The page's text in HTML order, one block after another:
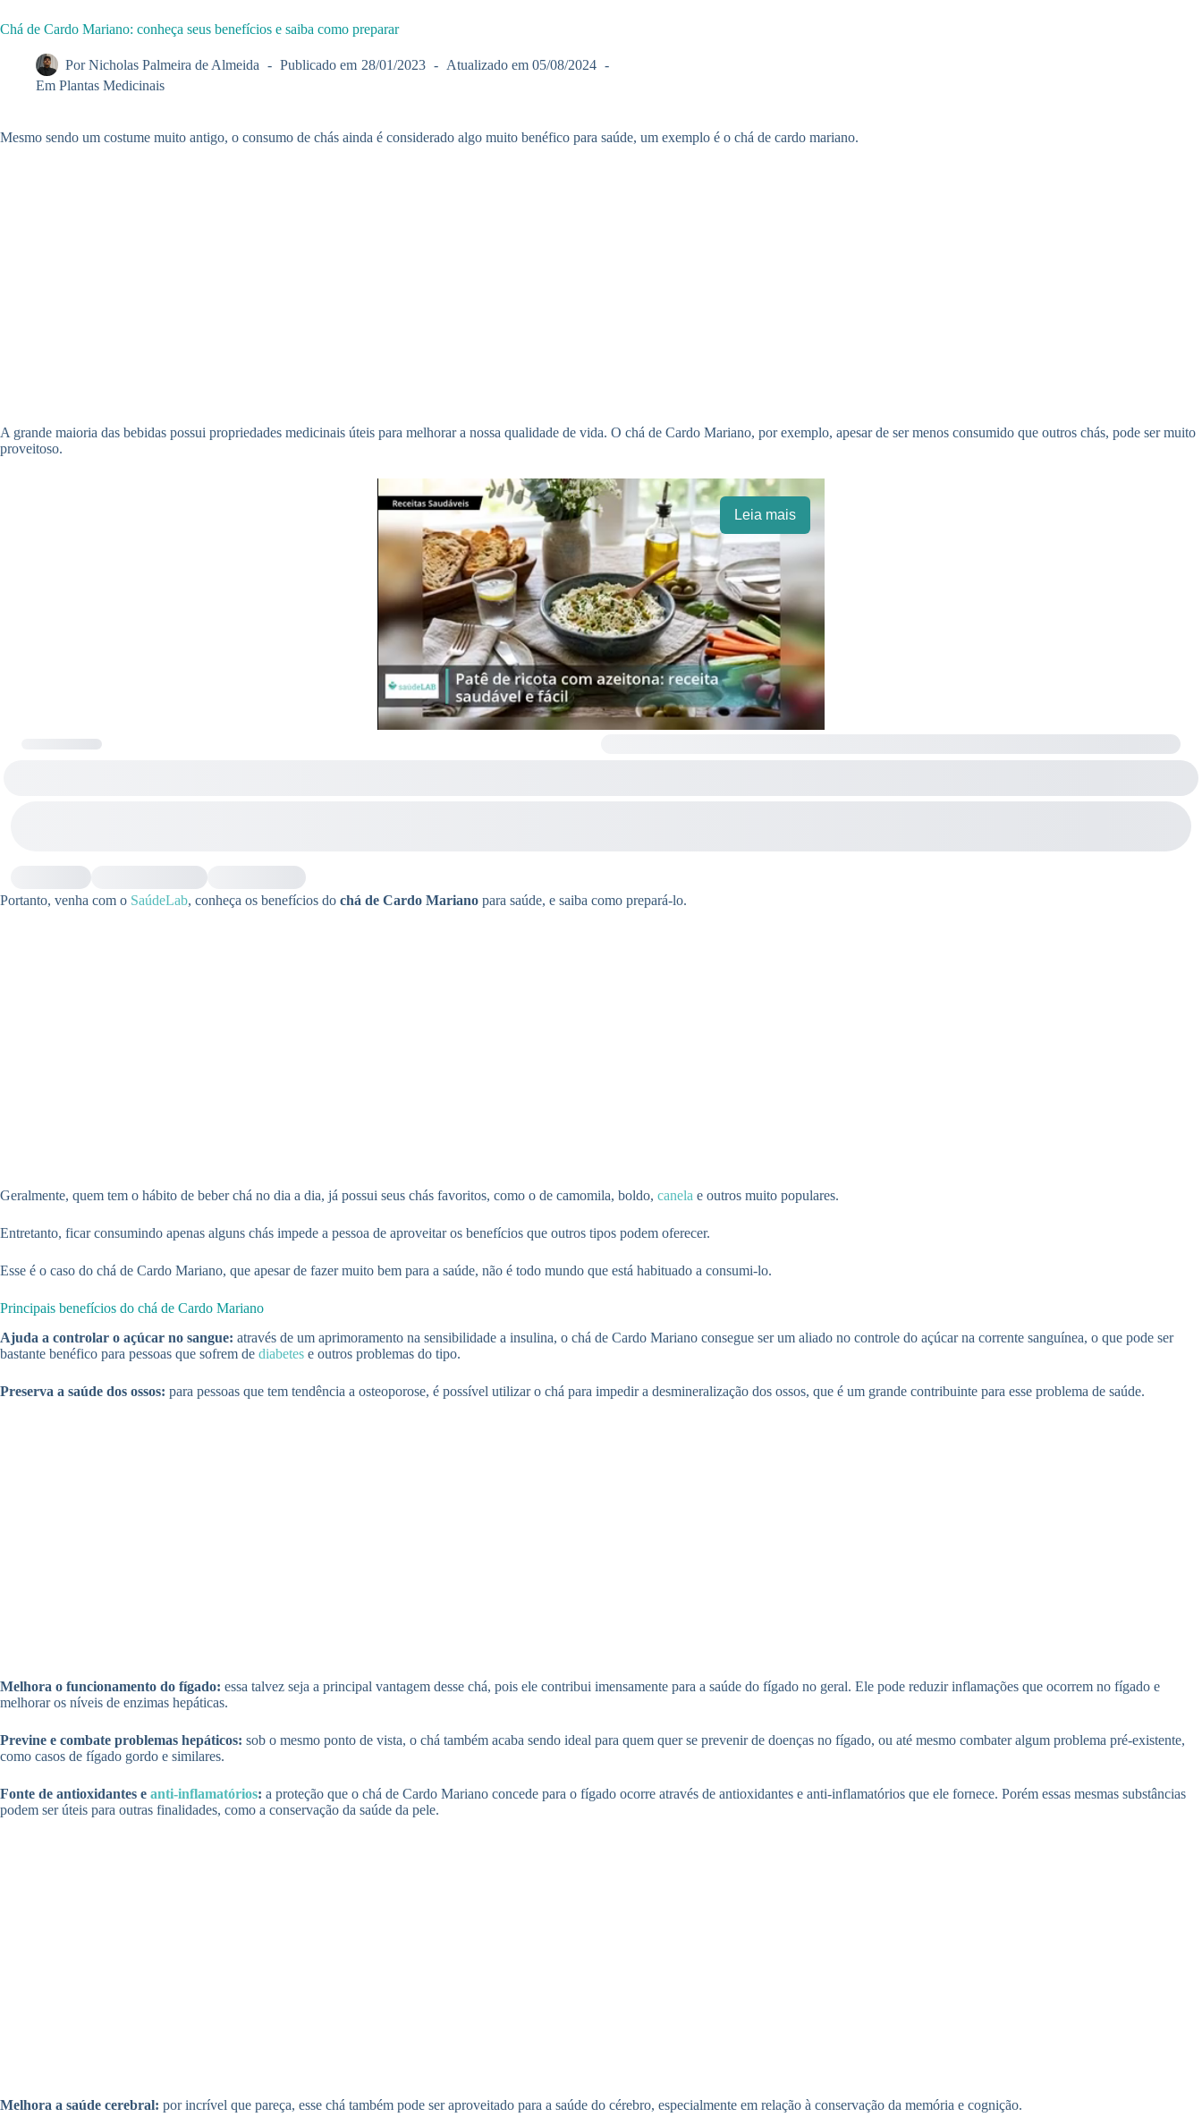
Chá de Cardo Mariano: conheça seus benefícios e saiba como preparar
Por Nicholas Palmeira de Almeida Publicado em 28/01/2023 Atualizado em 05/08/2024
Em Plantas Medicinais
Mesmo sendo um costume muito antigo, o consumo de chás ainda é considerado algo muito benéfico para saúde, um exemplo é o chá de cardo mariano.
A grande maioria das bebidas possui propriedades medicinais úteis para melhorar a nossa qualidade de vida. O chá de Cardo Mariano, por exemplo, apesar de ser menos consumido que outros chás, pode ser muito
proveitoso.
Leia mais
Portanto, venha com o SaúdeLab, conheça os benefícios do chá de Cardo Mariano para saúde, e saiba como prepará-lo.
Geralmente, quem tem o hábito de beber chá no dia a dia, já possui seus chás favoritos, como o de camomila, boldo, canela e outros muito populares.
Entretanto, ficar consumindo apenas alguns chás impede a pessoa de aproveitar os benefícios que outros tipos podem oferecer.
Esse é o caso do chá de Cardo Mariano, que apesar de fazer muito bem para a saúde, não é todo mundo que está habituado a consumi-lo.
Principais benefícios do chá de Cardo Mariano
Ajuda a controlar o açúcar no sangue: através de um aprimoramento na sensibilidade a insulina, o chá de Cardo Mariano consegue ser um aliado no controle do açúcar na corrente sanguínea, o que pode ser
bastante benéfico para pessoas que sofrem de diabetes e outros problemas do tipo.
Preserva a saúde dos ossos: para pessoas que tem tendência a osteoporose, é possível utilizar o chá para impedir a desmineralização dos ossos, que é um grande contribuinte para esse problema de saúde.
Melhora o funcionamento do fígado: essa talvez seja a principal vantagem desse chá, pois ele contribui imensamente para a saúde do fígado no geral. Ele pode reduzir inflamações que ocorrem no fígado e
melhorar os níveis de enzimas hepáticas.
Previne e combate problemas hepáticos: sob o mesmo ponto de vista, o chá também acaba sendo ideal para quem quer se prevenir de doenças no fígado, ou até mesmo combater algum problema pré-existente,
como casos de fígado gordo e similares.
Fonte de antioxidantes e anti-inflamatórios: a proteção que o chá de Cardo Mariano concede para o fígado ocorre através de antioxidantes e anti-inflamatórios que ele fornece. Porém essas mesmas substâncias
podem ser úteis para outras finalidades, como a conservação da saúde da pele.
Melhora a saúde cerebral: por incrível que pareça, esse chá também pode ser aproveitado para a saúde do cérebro, especialmente em relação à conservação da memória e cognição.